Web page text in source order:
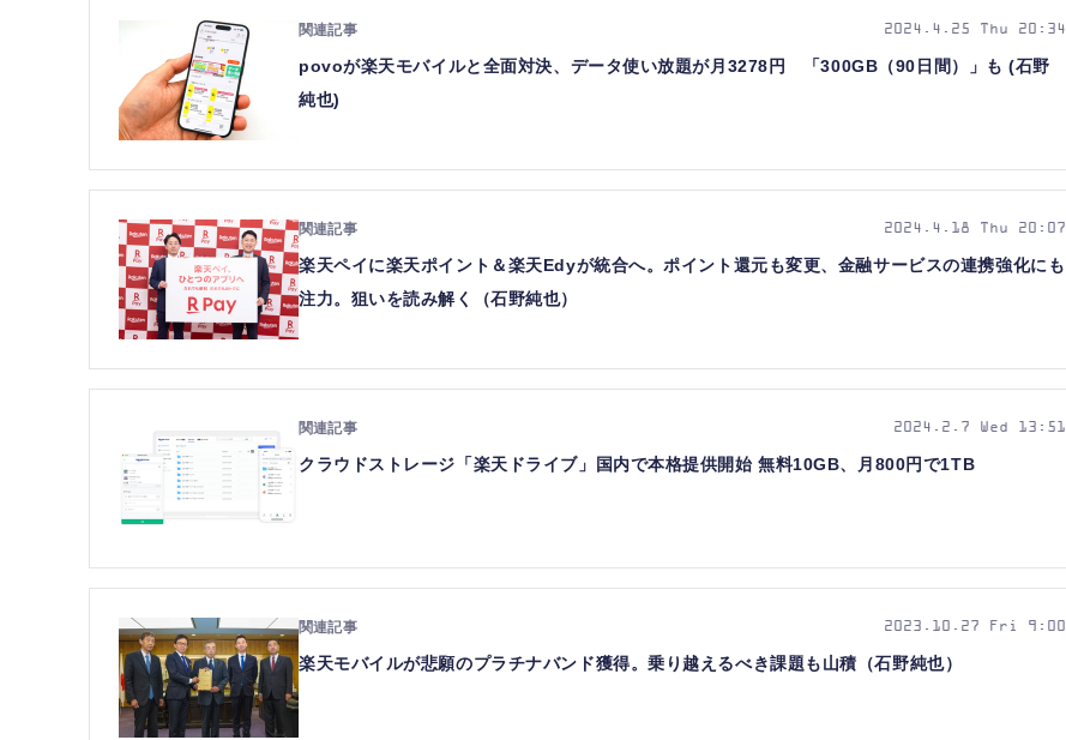
povoが楽天モバイルと全面対決、データ使い放題が月3278円 「300GB（90日間）」も (石野
純也)
2024.4.25 Thu 20:34
楽天ペイに楽天ポイント＆楽天Edyが統合へ。ポイント還元も変更、金融サービスの連携強化にも
注力。狙いを読み解く（石野純也）
2024.4.18 Thu 20:07
クラウドストレージ「楽天ドライブ」国内で本格提供開始 無料10GB、月800円で1TB
2024.2.7 Wed 13:51
楽天モバイルが悲願のプラチナバンド獲得。乗り越えるべき課題も山積（石野純也）
2023.10.27 Fri 9:00